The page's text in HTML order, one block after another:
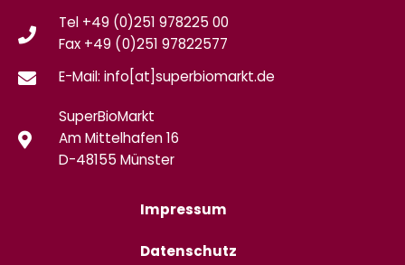
Tel +49 (0)251 978225 00
Fax +49 (0)251 97822577
E-Mail: info[at]superbiomarkt.de
SuperBioMarkt
Am Mittelhafen 16
D-48155 Münster
Impressum
Datenschutz